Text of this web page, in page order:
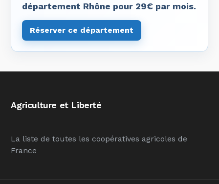
département Rhône pour 29€ par mois.
Réserver ce département
Agriculture et Liberté
La liste de toutes les coopératives agricoles de
France